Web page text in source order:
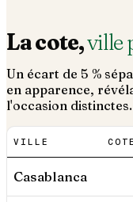
La cote,ville
Un écart de 5 %
en apparence,
l'occasion distinctes.
VILLE
Casablanca